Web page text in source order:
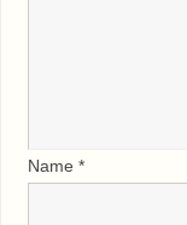
Name *